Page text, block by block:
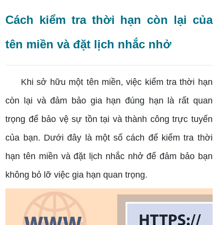
Cách kiểm tra thời hạn còn lại của
tên miền và đặt lịch nhắc nhở
Khi sở hữu một tên miền, việc kiểm tra thời hạn
còn lại và đảm bảo gia hạn đúng hạn là rất quan
trọng để bảo vệ sự tồn tại và thành công trực tuyến
của bạn. Dưới đây là một số cách để kiểm tra thời
hạn tên miền và đặt lịch nhắc nhở để đảm bảo bạn
không bỏ lỡ việc gia hạn quan trọng.